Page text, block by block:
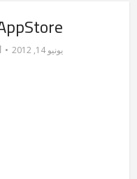
يونيو 14, 2012